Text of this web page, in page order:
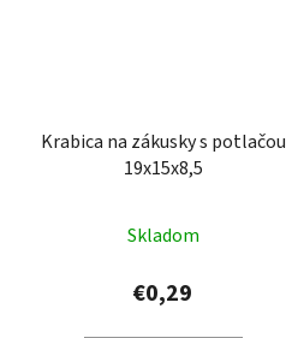
Krabica na zákusky s potlačou
19x15x8,5
Skladom
€0,29